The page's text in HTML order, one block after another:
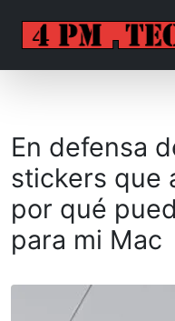
En defensa
stickers que
por qué
para mi Mac